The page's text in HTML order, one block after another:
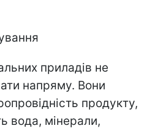
приладів не
напряму. Вони
продукту,
вода, мінерали,